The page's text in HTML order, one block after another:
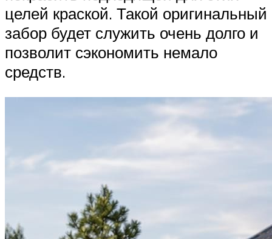
целей краской. Такой оригинальный
забор будет служить очень долго и
позволит сэкономить немало
средств.